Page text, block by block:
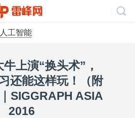
人工智能
上演“换头术”，
还能这样玩！（附
SIGGRAPH ASIA
2016